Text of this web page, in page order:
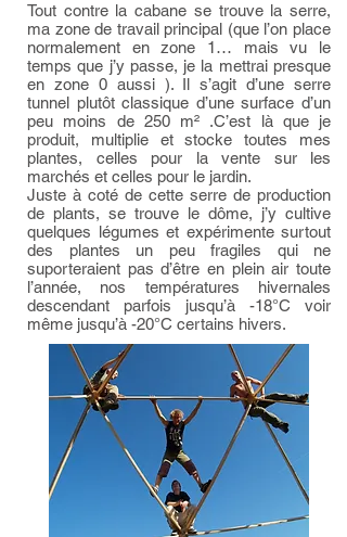
Tout contre la cabane se trouve la serre,
ma zone de travail principal (que l’on place
normalement en zone 1… mais vu le
temps que j’y passe, je la mettrai presque
en zone 0 aussi ). Il s’agit d’une serre
tunnel plutôt classique d’une surface d’un
peu moins de 250 m² .C’est là que je
produit, multiplie et stocke toutes mes
plantes, celles pour la vente sur les
marchés et celles pour le jardin.
Juste à coté de cette serre de production
de plants, se trouve le dôme, j’y cultive
quelques légumes et expérimente surtout
des plantes un peu fragiles qui ne
suporteraient pas d’être en plein air toute
l’année, nos températures hivernales
descendant parfois jusqu’à -18°C voir
même jusqu’à -20°C certains hivers.